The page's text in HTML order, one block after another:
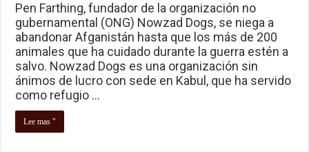
Pen Farthing, fundador de la organización no
gubernamental (ONG) Nowzad Dogs, se niega a
abandonar Afganistán hasta que los más de 200
animales que ha cuidado durante la guerra estén a
salvo. Nowzad Dogs es una organización sin
ánimos de lucro con sede en Kabul, que ha servido
como refugio …
Lee mas "